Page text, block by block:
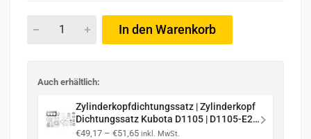
In den Warenkorb
Auch erhältlich:
Zylinderkopfdichtungssatz | Zylinderkopf
Dichtungssatz Kubota D1105 | D1105-E2B
| D1105-E3B | D1105-E4B | D1305
€49,17 – €51,65Preisspanne:
inkl. MwSt.